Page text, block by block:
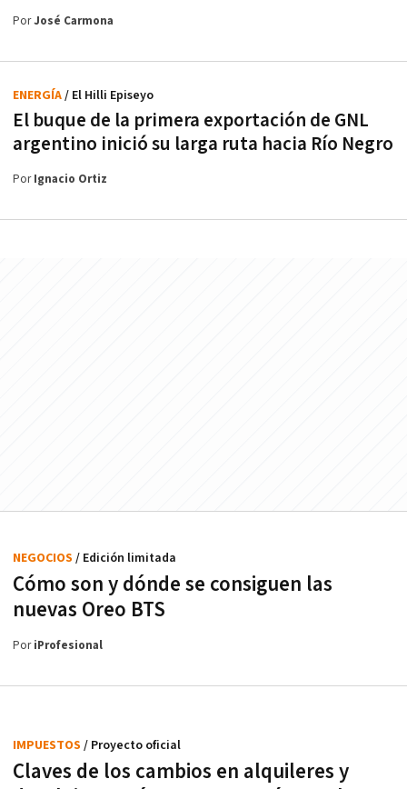
PorJosé Carmona
El buque de la primera exportación de GNL
argentino inició su larga ruta hacia Río Negro
ENERGÍA/ El Hilli Episeyo
PorIgnacio Ortiz
Cómo son y dónde se consiguen las
nuevas Oreo BTS
NEGOCIOS / Edición limitada
PoriProfesional
Claves de los cambios en alquileres y
IMPUESTOS / Proyecto oficial